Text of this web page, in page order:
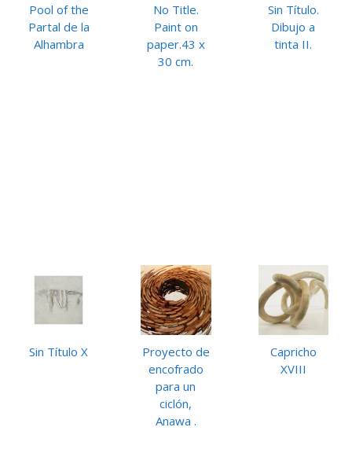
Pool of the
Partal de la
Alhambra
No Title.
Paint on
paper.43 x
30 cm.
Sin Título.
Dibujo a
tinta II.
Sin Título X
Proyecto de
encofrado
para un
ciclón,
Anawa .
Capricho
XVIII